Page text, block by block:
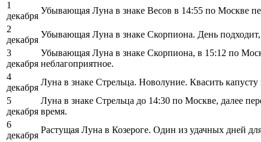
1
декабря
Убывающая Луна в знаке Весов в 14:55 по Москве
2
декабря
Убывающая Луна в знаке Скорпиона. День подходит,
3
декабря
Убывающая Луна в знаке Скорпиона, в 15:12 по
неблагоприятное.
4
декабря
Луна в знаке Стрельца. Новолуние. Квасить
5
декабря
Луна в знаке Стрельца до 14:30 по Москве, далее
время.
6
декабря
Растущая Луна в Козероге. Один из удачных дней